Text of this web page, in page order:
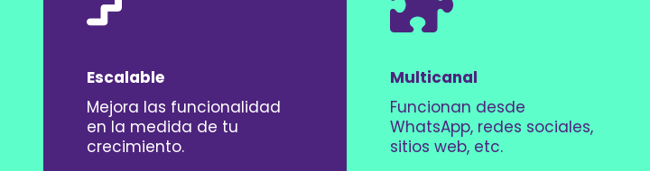
Escalable
Mejora las funcionalidad
en la medida de tu
crecimiento.
Multicanal
Funcionan desde
WhatsApp, redes sociales,
sitios web, etc.